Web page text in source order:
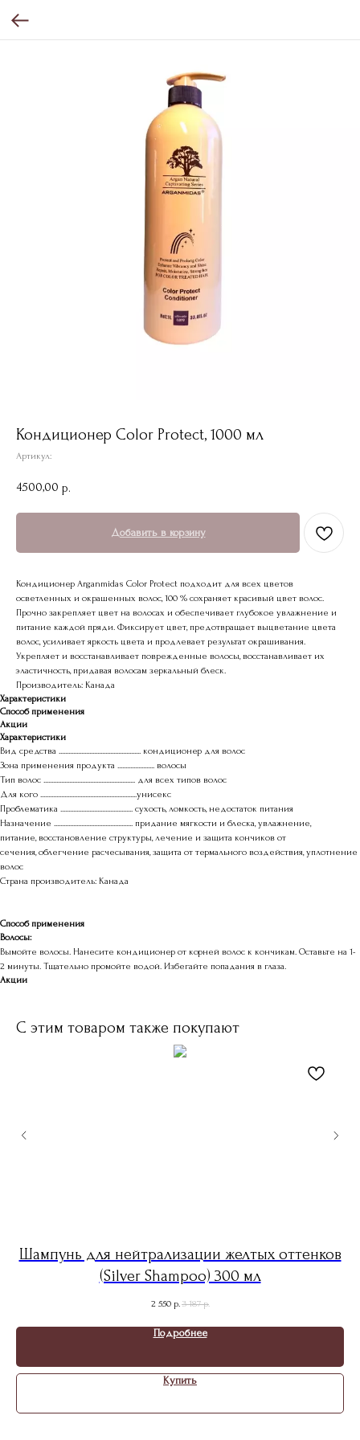
Кондиционер Color Protect, 1000 мл
Артикул:
4500,00 р.
Добавить в корзину
Кондиционер Arganmidas Color Protect подходит для всех цветов
осветленных и окрашенных волос, 100 % сохраняет красивый цвет волос.
Прочно закрепляет цвет на волосах и обеспечивает глубокое увлажнение и
питание каждой пряди. Фиксирует цвет, предотвращает выцветание цвета
волос, усиливает яркость цвета и продлевает результат окрашивания.
Укрепляет и восстанавливает поврежденные волосы, восстанавливает их
эластичность, придавая волосам зеркальный блеск.
Производитель: Канада
Характеристики
Способ применения
Акции
Характеристики
Вид средства ................................................... кондиционер для волос
Зона применения продукта ....................... волосы
Тип волос ......................................................... для всех типов волос
Для кого ............................................................унисекс
Проблематика ............................................. сухость, ломкость, недостаток питания
Назначение ................................................. придание мягкости и блеска, увлажнение,
питание, восстановление структуры, лечение и защита кончиков от
сечения, облегчение расчесывания, защита от термального воздействия, уплотнение
волос
Страна производитель: Канада
Способ применения
Волосы:
Вымойте волосы. Нанесите кондиционер от корней волос к кончикам. Оставьте на 1-
2 минуты. Тщательно промойте водой. Избегайте попадания в глаза.
Акции
С этим товаром также покупают
Шампунь для нейтрализации желтых оттенков
(Silver Shampoo) 300 мл
2 550 р. 3 187 р.
Подробнее
Купить